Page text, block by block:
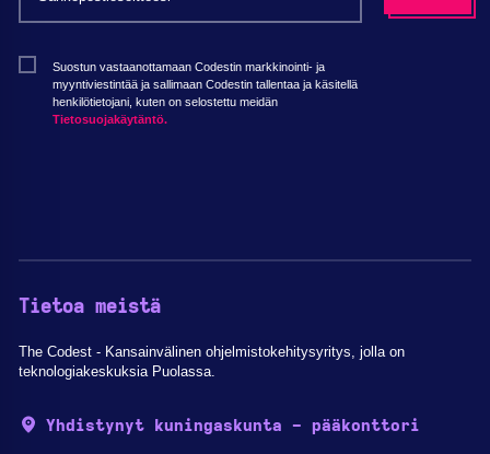
Suostun vastaanottamaan Codestin markkinointi- ja
myyntiviestintää ja sallimaan Codestin tallentaa ja käsitellä
henkilötietojani, kuten on selostettu meidän
Tietosuojakäytäntö.
Tietoa meistä
The Codest - Kansainvälinen ohjelmistokehitysyritys, jolla on
teknologiakeskuksia Puolassa.
Yhdistynyt kuningaskunta - pääkonttori